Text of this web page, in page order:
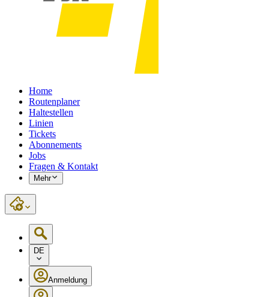
Home
Routenplaner
Haltestellen
Linien
Tickets
Abonnements
Jobs
Fragen & Kontakt
Mehr
DE
Anmeldung